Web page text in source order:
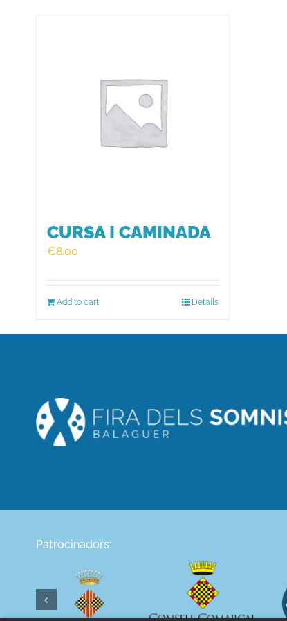
CURSA I CAMINADA
€8.00
Add to cart Details
Patrocinadors: